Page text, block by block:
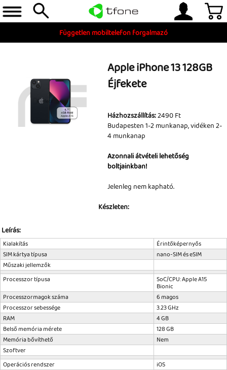
Független mobiltelefon forgalmazó
Apple iPhone 13 128GB
Éjfekete
Házhozszállítás:2490 Ft
Budapesten 1-2 munkanap, vidéken 2-
4 munkanap
Azonnali átvételi lehetőség
boltjainkban!
Jelenleg nem kapható.
Készleten:
Leírás:
Kialakítás
Érintőképernyős
SIM kártya típusa
nano-SIM és eSIM
Műszaki jellemzők
Processzor típusa
SoC/CPU: Apple A15
Bionic
Processzormagok száma
6 magos
Processzor sebessége
3.23 GHz
RAM
4 GB
Belső memória mérete
128 GB
Memória bővíthető
Nem
Szoftver
Operációs rendszer
iOS
Tartozékok
Tok, kábel, töltő, tartó
Információk
Szállítás, fizetés, garancia
Kapcsolat
Cégünkről, elérhetőségek